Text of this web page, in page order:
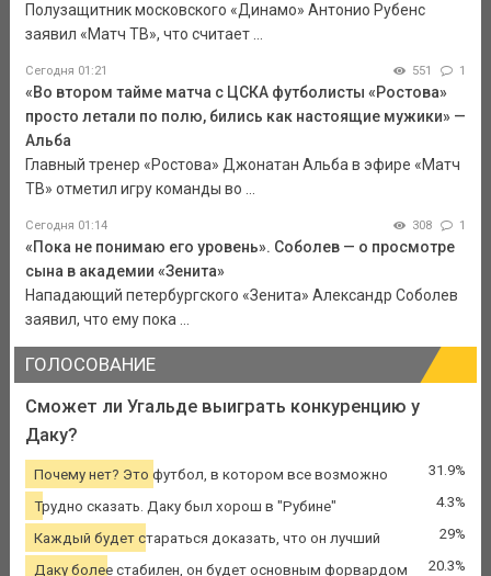
Полузащитник московского «Динамо» Антонио Рубенс
заявил «Матч ТВ», что считает ...
Сегодня 01:21 551 1
«Во втором тайме матча с ЦСКА футболисты «Ростова»
просто летали по полю, бились как настоящие мужики» —
Альба
Главный тренер «Ростова» Джонатан Альба в эфире «Матч
ТВ» отметил игру команды во ...
Сегодня 01:14 308 1
«Пока не понимаю его уровень». Соболев — о просмотре
сына в академии «Зенита»
Нападающий петербургского «Зенита» Александр Соболев
заявил, что ему пока ...
ГОЛОСОВАНИЕ
Сможет ли Угальде выиграть конкуренцию у
Даку?
Почему нет? Это футбол, в котором все возможно 31.9%
Трудно сказать. Даку был хорош в "Рубине" 4.3%
Каждый будет стараться доказать, что он лучший 29%
Даку более стабилен, он будет основным форвардом 20.3%